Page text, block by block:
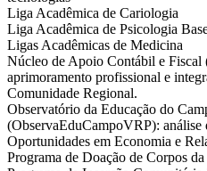
Liga Acadêmica de Cariologia
Liga Acadêmica de Psicologia
Ligas Acadêmicas de Medicina
Núcleo de Apoio Contábil e
aprimoramento profissional e
Comunidade Regional.
Observatório da Educação do
(ObservaEduCampoVRP): análise
Oportunidades em Economia e
Programa de Doação de Corpos